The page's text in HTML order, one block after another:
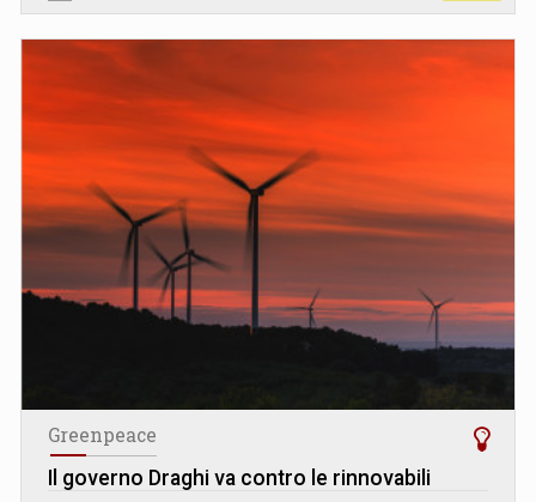
Greenpeace
Il governo Draghi va contro le rinnovabili